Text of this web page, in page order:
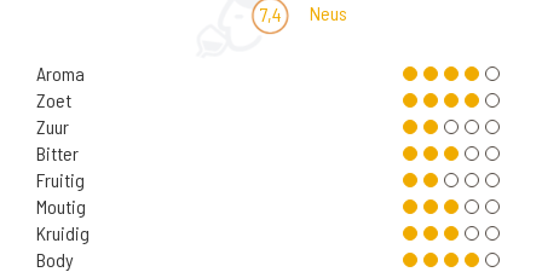
7,4 Neus
Aroma
Zoet
Zuur
Bitter
Fruitig
Moutig
Kruidig
Body